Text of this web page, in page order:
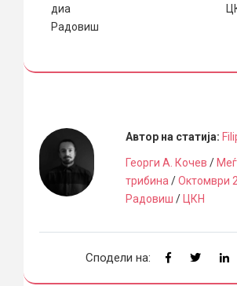
диа ЦКН
Радовиш
Автор на статија:
Георги А. Кочев /
трибина /Октомври
Радовиш / ЦКН
Сподели на: